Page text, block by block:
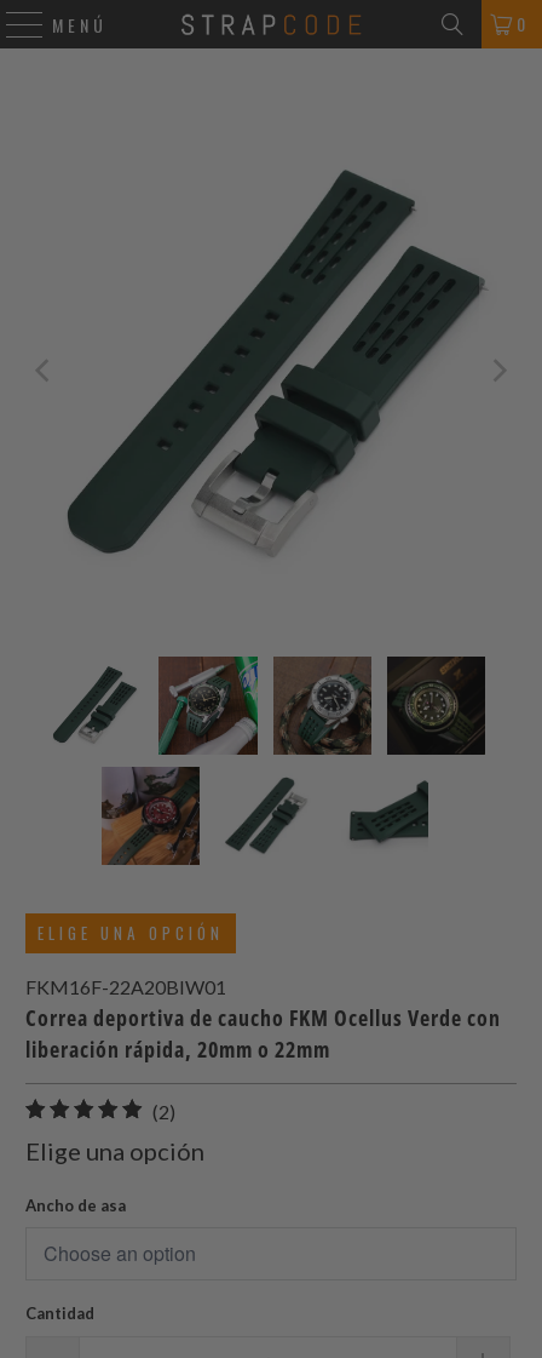
MENÚ 0
ELIGE UNA OPCIÓN
FKM16F-22A20BIW01
Correa deportiva de caucho FKM Ocellus Verde con
liberación rápida, 20mm o 22mm
(2)
total
Elige una opción
Ancho de asa
Cantidad